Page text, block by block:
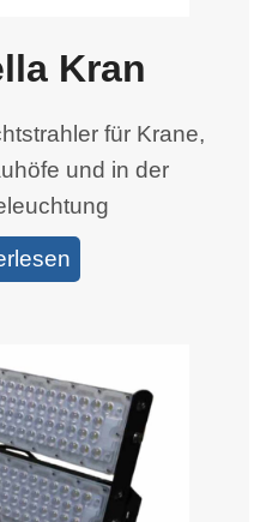
Kran
für Krane,
und in der